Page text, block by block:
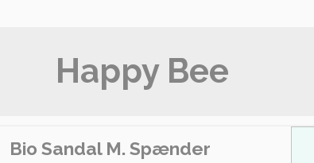
Happy Bee
Bio Sandal M. Spænder